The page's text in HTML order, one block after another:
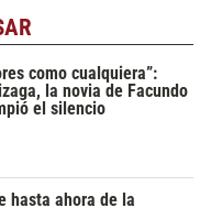
como cualquiera”:
la novia de Facundo
el silencio
hasta ahora de la